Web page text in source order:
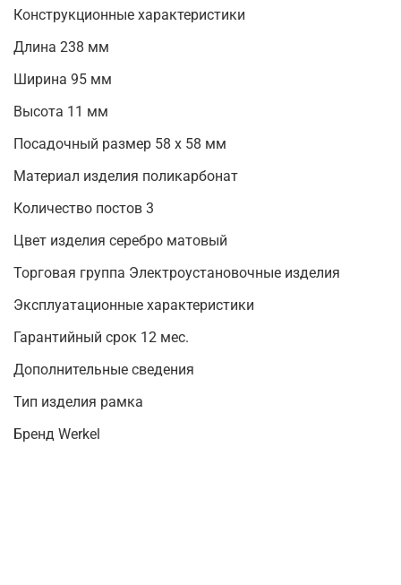
Конструкционные характеристики
Длина 238 мм
Ширина 95 мм
Высота 11 мм
Посадочный размер 58 х 58 мм
Материал изделия поликарбонат
Количество постов 3
Цвет изделия серебро матовый
Торговая группа Электроустановочные изделия
Эксплуатационные характеристики
Гарантийный срок 12 мес.
Дополнительные сведения
Тип изделия рамка
Бренд Werkel